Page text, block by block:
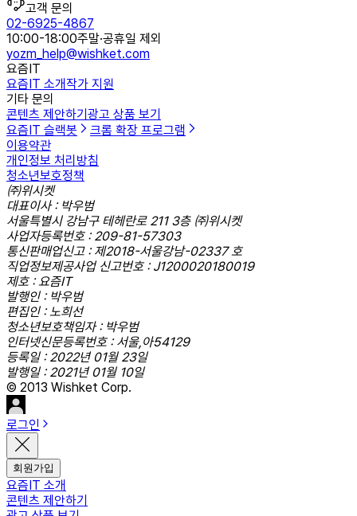
고객 문의
02-6925-4867
10:00-18:00주말·공휴일 제외
yozm_help@wishket.com
요즘IT
요즘IT 소개작가 지원
기타 문의
콘텐츠 제안하기 광고 상품 보기
요즘IT 슬랙봇
크롬 확장 프로그램
이용약관
개인정보 처리방침
청소년보호정책
㈜위시켓
대표이사 : 박우범
서울특별시 강남구 테헤란로 211 3층 ㈜위시켓
사업자등록번호 : 209-81-57303
통신판매업신고 : 제2018-서울강남-02337 호
직업정보제공사업 신고번호 : J1200020180019
제호 : 요즘IT
발행인 : 박우범
편집인 : 노희선
청소년보호책임자 : 박우범
인터넷신문등록번호 : 서울,아54129
등록일 : 2022년 01월 23일
발행일 : 2021년 01월 10일
© 2013 Wishket Corp.
로그인
회원가입
요즘IT 소개
콘텐츠 제안하기